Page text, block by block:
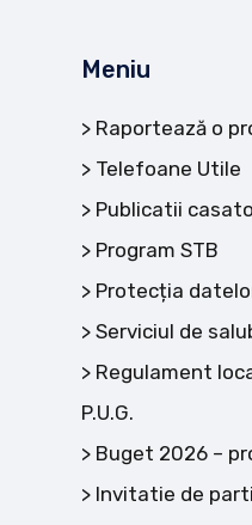
Meniu
Raportează o
Telefoane Utile
Publicatii
Program STB
Protecția
Serviciul de
Regulament
P.U.G.
Buget 2026 –
Invitatie de